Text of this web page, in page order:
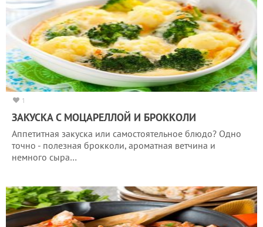
1
ЗАКУСКА С МОЦАРЕЛЛОЙ И БРОККОЛИ
Аппетитная закуска или самостоятельное блюдо? Одно
точно - полезная брокколи, ароматная ветчина и
немного сыра…